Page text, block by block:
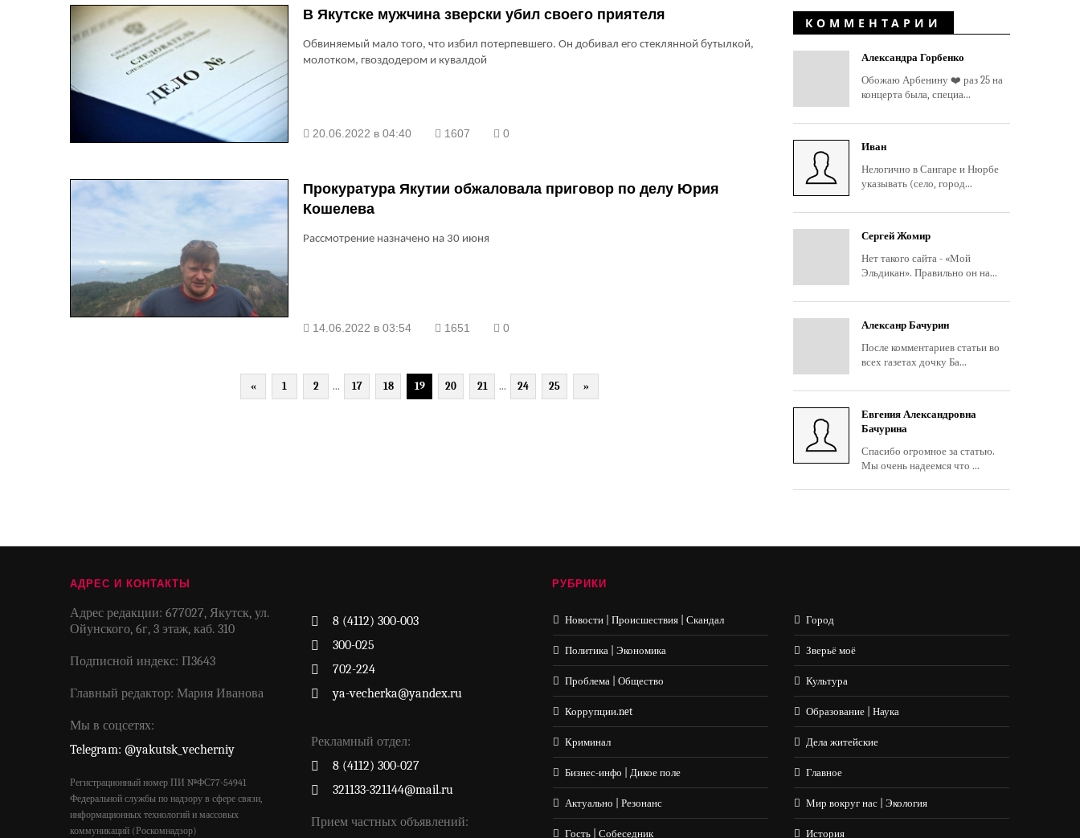
В Якутске мужчина зверски убил своего приятеля
Обвиняемый мало того, что избил потерпевшего. Он добивал его стеклянной бутылкой,
молотком, гвоздодером и кувалдой
20.06.2022 в 04:40 1607 0
Прокуратура Якутии обжаловала приговор по делу Юрия
Кошелева
Рассмотрение назначено на 30 июня
14.06.2022 в 03:54 1651 0
« 1 2 ... 17 18 19 20 21 ... 24 25 »
КОММЕНТАРИИ
Александра Горбенко
Обожаю Арбенину ❤️ раз 25 на
концерта была, специа...
Иван
Нелогично в Сангаре и Нюрбе
указывать (село, город...
Сергей Жомир
Нет такого сайта - «Мой
Эльдикан». Правильно он на...
Алексанр Бачурин
После комментариев статьи во
всех газетах дочку Ба...
Евгения Александровна
Бачурина
Спасибо огромное за статью.
Мы очень надеемся что ...
АДРЕС И КОНТАКТЫ
Адрес редакции: 677027, Якутск, ул.
Ойунского, 6г, 3 этаж, каб. 310
Подписной индекс: П3643
Главный редактор: Мария Иванова
Мы в соцсетях:
Telegram: @yakutsk_vecherniy
Регистрационный номер ПИ №ФС77-54941
Федеральной службы по надзору в сфере связи,
информационных технологий и массовых
коммуникаций (Роскомнадзор)
8 (4112) 300-003
300-025
702-224
ya-vecherka@yandex.ru
Рекламный отдел:
8 (4112) 300-027
321133-321144@mail.ru
Прием частных объявлений:
РУБРИКИ
Новости | Происшествия | Скандал
Политика | Экономика
Проблема | Общество
Коррупции.net
Криминал
Бизнес-инфо | Дикое поле
Актуально | Резонанс
Гость | Собеседник
Город
Зверьё моё
Культура
Образование | Наука
Дела житейские
Главное
Мир вокруг нас | Экология
История